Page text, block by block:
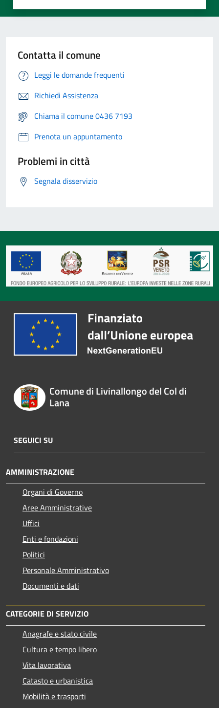
Contatta il comune
Leggi le domande frequenti
Richiedi Assistenza
Chiama il comune 0436 7193
Prenota un appuntamento
Problemi in città
Segnala disservizio
Comune di Livinallongo del Col di
Lana
SEGUICI SU
AMMINISTRAZIONE
Organi di Governo
Aree Amministrative
Uffici
Enti e fondazioni
Politici
Personale Amministrativo
Documenti e dati
CATEGORIE DI SERVIZIO
Anagrafe e stato civile
Cultura e tempo libero
Vita lavorativa
Catasto e urbanistica
Mobilità e trasporti